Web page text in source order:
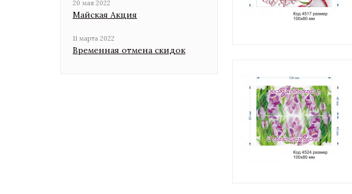
20 мая 2022
Майская Акция
11 марта 2022
Временная отмена скидок